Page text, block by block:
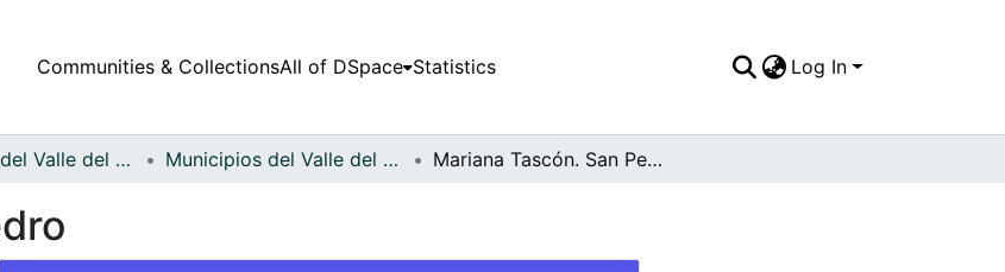
Communities & CollectionsAll of DSpace Statistics Log In
Municipios del Valle del Cauca Municipios del Valle del Cauca Mariana Tascón. San Pedro